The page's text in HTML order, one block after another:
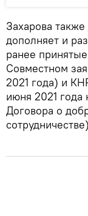
Захарова
дополняет и
ранее
Совместном
2021 года) и
июня 2021 года
Договора о